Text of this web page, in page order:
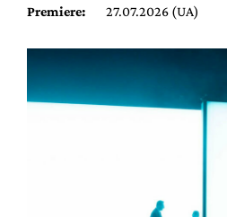
Premiere:
27.07.2026 (UA)